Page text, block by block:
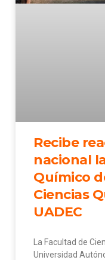
Recibe
nacional
Químico
Ciencias
UADEC
La Facultad de
Universidad